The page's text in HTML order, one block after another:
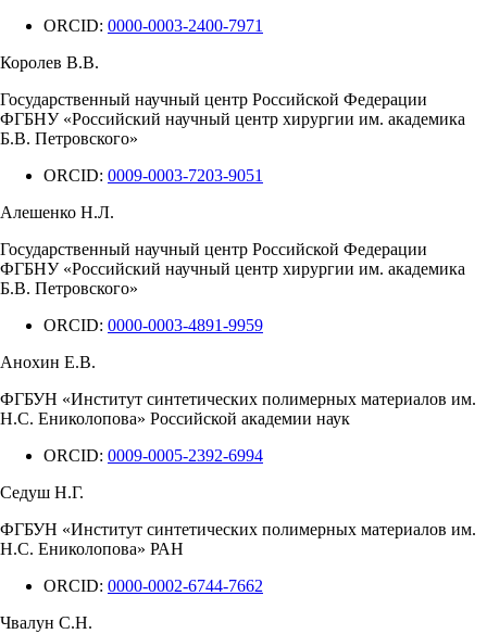
ORCID: 0000-0003-2400-7971
Королев В.В.
Государственный научный центр Российской Федерации
ФГБНУ «Российский научный центр хирургии им. академика
Б.В. Петровского»
ORCID: 0009-0003-7203-9051
Алешенко Н.Л.
Государственный научный центр Российской Федерации
ФГБНУ «Российский научный центр хирургии им. академика
Б.В. Петровского»
ORCID: 0000-0003-4891-9959
Анохин Е.В.
ФГБУН «Институт синтетических полимерных материалов им.
Н.С. Ениколопова» Российской академии наук
ORCID: 0009-0005-2392-6994
Седуш Н.Г.
ФГБУН «Институт синтетических полимерных материалов им.
Н.С. Ениколопова» РАН
ORCID: 0000-0002-6744-7662
Чвалун С.Н.